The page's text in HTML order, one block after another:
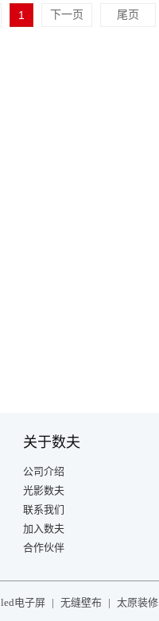
1 下一页 尾页
关于数夫
公司介绍
光影数夫
联系我们
加入数夫
合作伙伴
led电子屏 | 无缝壁布 | 太原装修